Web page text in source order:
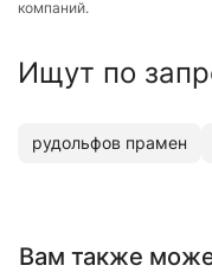
компаний.
Ищут по
рудольфов прамен
Вам также